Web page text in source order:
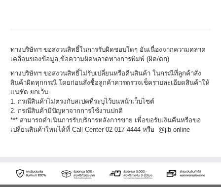
ทางบริษัทฯ ขอสงวนสิทธิ์ในการรับผิดชอบใดๆ อันเนื่องจากความคลาด
เคลื่อนของข้อมูล,ข้อความผิดพลาดทางการพิมพ์ (ผิด/ตก)
ทางบริษัทฯ ขอสงวนสิทธิ์ไม่รับเปลี่ยนหรือคืนสินค้า ในกรณีที่ลูกค้าสั่ง
สินค้าผิดทุกกรณี โดยก่อนสั่งซื้อลูกค้าควรตรวจเช็ครายละเอียดสินค้าให้
แน่ชัด ยกเว้น
1. กรณีสินค้าไม่ตรงกับสเปคที่ระบุไว้บนหน้าเว็บไซต์
2. กรณีสินค้ามีปัญหาจากการใช้งานปกติ
*** สามารถดำเนินการรับบริการหลังการขาย เพื่อขอรับเงินคืนหรือขอ
เปลี่ยนสินค้าใหม่ได้ที่ Call Center 02-017-4444 หรือ @jib online